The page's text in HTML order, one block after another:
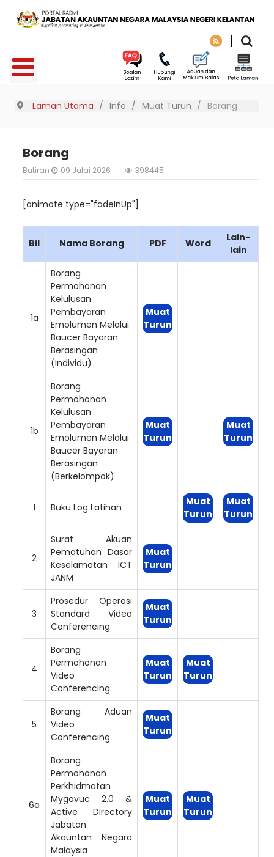
Laman Utama Info Muat Turun Borang
Borang
Butiran 09 Julai 2026 398445
[animate type="fadeInUp"]
Bil Nama Borang PDF Word
Lain-
lain
1a
Borang
Permohonan
Kelulusan
Pembayaran
Emolumen Melalui
Baucer Bayaran
Berasingan
(Individu)
Muat
Turun
1b
Borang
Permohonan
Kelulusan
Pembayaran
Emolumen Melalui
Baucer Bayaran
Berasingan
(Berkelompok)
Muat
Turun
Muat
Turun
1 Buku Log Latihan
Muat
Turun
Muat
Turun
2
Surat Akuan
Pematuhan Dasar
Keselamatan ICT
JANM
Muat
Turun
3
Prosedur Operasi
Standard Video
Conferencing
Muat
Turun
4
Borang
Permohonan
Video
Conferencing
Muat
Turun
Muat
Turun
5
Borang Aduan
Video
Conferencing
Muat
Turun
6a
Borang
Permohonan
Perkhidmatan
Mygovuc 2.0 &
Active Directory
Jabatan
Akauntan Negara
Malaysia
Muat
Turun
Muat
Turun